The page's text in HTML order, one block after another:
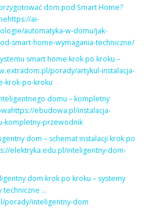
dom pod Smart Home?
ai-
automatyka-w-domu/jak-
smart-home-wymagania-techniczne/
smart home krok po kroku –
porady/artykul-instalacja-
krok-po-kroku
domu – kompletny
ebudowa.pl/instalacja-
kompletny-przewodnik
dom – schemat instalacji krok po
elektryka.edu.pl/inteligentny-dom-
dom krok po kroku – systemy
techniczne …
porady/inteligentny-dom